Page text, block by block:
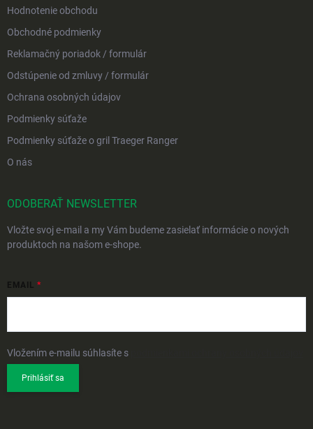
Hodnotenie obchodu
Obchodné podmienky
Reklamačný poriadok / formulár
Odstúpenie od zmluvy / formulár
Ochrana osobných údajov
Podmienky súťaže
Podmienky súťaže o gril Traeger Ranger
O nás
ODOBERAŤ NEWSLETTER
Vložte svoj e-mail a my Vám budeme zasielať informácie o nových
produktoch na našom e-shope.
EMAIL
Vložením e-mailu súhlasíte s
Prihlásiť sa